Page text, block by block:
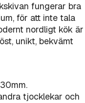
fungerar bra
för att inte tala
nordligt kök är
unikt, bekvämt
tjocklekar och